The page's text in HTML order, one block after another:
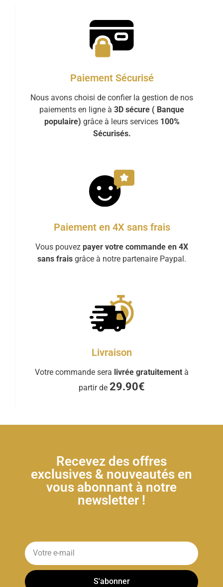
Paiement Sécurisé
Nous avons choisi de confier la gestion de nos
paiements en ligne à 3D sécure ( Banque
populaire) grâce à leurs services 100%
Sécurisés.
Paiement en 4X sans frais
Vous pouvez payer votre commande en 4X
sans frais grâce à notre partenaire Paypal.
Livraison
Votre commande sera livrée gratuitement à
partir de 29.90€
Recevez des offres
exclusives & nouveautés en
vous abonnant à notre
newsletter !
S'abonner